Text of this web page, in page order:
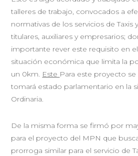
talleres de trabajo, convocados a
normativas de los servicios de Taxis
titulares, auxiliares y empresarios;
importante rever este requisito en
situación económica que limita la
un 0km. Este Para este proyecto
tomará estado parlamentario en la
Ordinaria.
De la misma forma se firmó por
para el proyecto del MPN que
prorroga similar para el servicio de